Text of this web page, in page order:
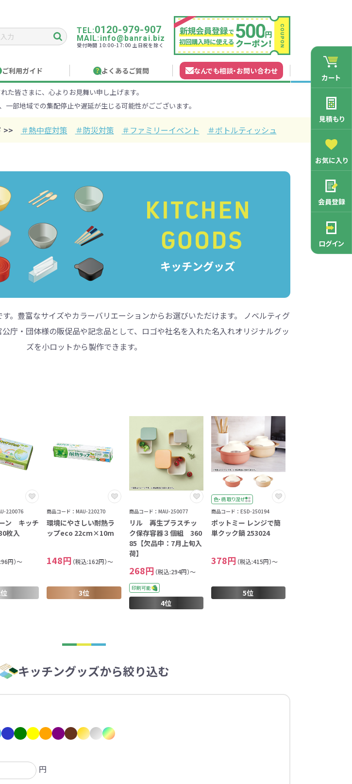
記念品・オリジナルグッズ
グ
キャンバストートバッ
コッシュ
織布巾着・リュック
ポリエステル巾着・リュ
リエステルポーチ
着せ替えチャーム対象
インケース
スチックマグカップ
ステンレス・アルミマグカッ
ラスチックタンブラ
着せ替えタンブラー
多色ボールペン クレヨン・色鉛筆・鉛筆
・ステーショナリー
メモ帳
スマホ・タブレットグッズ
ケーブル
パソコングッズ
PCクリーナー
納用品 工具 その他
イレットペーパー ボックスティッシュ ボトルティッシュ
計 照明 アロマ・フレグランス
キッチングッズその他
防災・防犯グッズ 美容・健康グッズ
ンカチ 手ぬぐい 冷感・クールタオル
その他
レジャーグッズ 携帯トイレ トラベルグッズ
アイマスク カイロ 手袋
示会向けノベルティ
生ＰＥＴ
ュート
伐材 ライスレジン 生分解性素材
を・サンゴを植える
絆ツール 社名入りグッズ
・工作イベントセット 定番イベントセット 子供向け抽選会セット
具・知育玩具系
キャラクター・ファンシー雑
コ・アイデア雑貨
防犯グッズ
ラー印刷で訴求力UP 名入れ印刷バッグ特集 オリジナルマグカップ作りたい
境保全への取り組み
ズ）
つかる 探してたポーチ!!
シーン合わせて選べる ボトル＆
タンブラー
和のノベルティ特集
環境保全
部活動
住宅・不動産
美容系サロン
ご利用ガイド
のし・包装 名入れガイド
よくあるご質問 なんでも相談・お問い合わせ
お急ぎ在庫確認
TEL:0120-979-907
MAIL:info@banrai.biz
受付時間 10:00-17:00 土日祝を除く
カート
見積もり
お気に入り
会員登録
ログイン
た皆さまに、心よりお見舞い申し上げます。
部地域での集配停止や遅延が生じる可能性がごございます。
>> ＃熱中症対策 ＃防災対策 ＃ファミリーイベント ＃ボトルティッシュ
。豊富なサイズやカラーバリエーションからお選びいただけます。 ノベルティグ
庁・団体様の販促品や記念品として、ロゴや社名を入れた名入れオリジナルグッ
ズを小ロットから製作できます。
220076
ン キッチ
枚入
円）～
商品コード：MAU-220270
環境にやさしい耐熱ラ
ップeco 22cm×10m
148円 （税込:162円）～
3位
商品コード：MAU-250077
リル 再生プラスチッ
ク保存容器３個組 360
85【欠品中：7月上旬入
荷】
268円 （税込:294円）～
印刷可能
4位
色・柄 取り混ぜ
商品コード：ESD-250194
ポットミー レンジで簡
単クック鍋 253024
378円 （税込:415円）～
5位
キッチングッズから絞り込む
円